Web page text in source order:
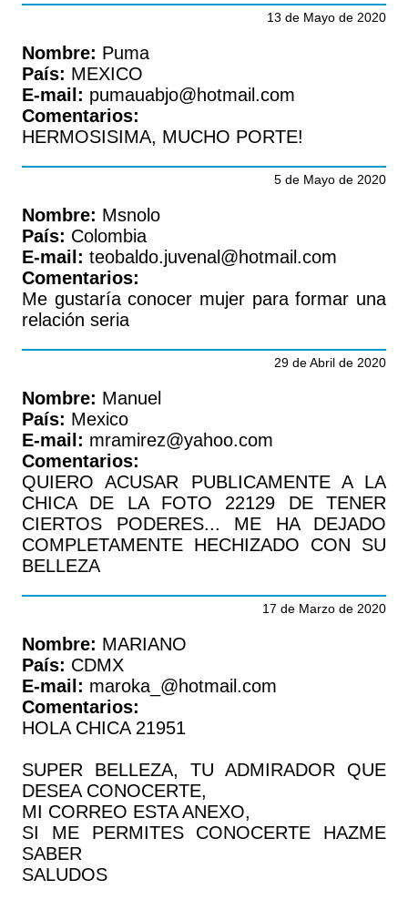
13 de Mayo de 2020
Nombre: Puma
País: MEXICO
E-mail: pumauabjo@hotmail.com
Comentarios:
HERMOSISIMA, MUCHO PORTE!
5 de Mayo de 2020
Nombre: Msnolo
País: Colombia
E-mail: teobaldo.juvenal@hotmail.com
Comentarios:
Me gustaría conocer mujer para formar una
relación seria
29 de Abril de 2020
Nombre: Manuel
País: Mexico
E-mail: mramirez@yahoo.com
Comentarios:
QUIERO ACUSAR PUBLICAMENTE A LA
CHICA DE LA FOTO 22129 DE TENER
CIERTOS PODERES... ME HA DEJADO
COMPLETAMENTE HECHIZADO CON SU
BELLEZA
17 de Marzo de 2020
Nombre: MARIANO
País: CDMX
E-mail: maroka_@hotmail.com
Comentarios:
HOLA CHICA 21951
SUPER BELLEZA, TU ADMIRADOR QUE
DESEA CONOCERTE,
MI CORREO ESTA ANEXO,
SI ME PERMITES CONOCERTE HAZME
SABER
SALUDOS